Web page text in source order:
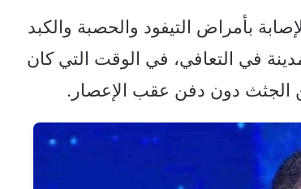
بأمراض التيفود والحصبة والكبد
في التعافي، في الوقت التي كان
الجثث دون دفن عقب الإعصار.